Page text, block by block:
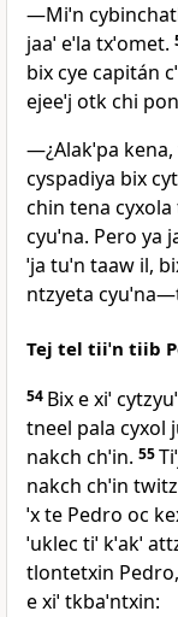
―Miˈn
jaaˈ eˈla txˈomet.
bix cye capitán
ejeeˈj otk chi
―¿Alakˈpa kena,
cyspadiya bix
chin tena
cyuˈna. Pero ya
ˈja tuˈn taaw il,
ntzyeta
Tej tel tiiˈn tiib
54 Bix e xiˈ
tneel pala cyxol
nakch chˈin. 55
nakch chˈin
ˈx te Pedro oc
ˈuklec tiˈ kˈakˈ
tlontetxin
e xiˈ tkbaˈntxin: